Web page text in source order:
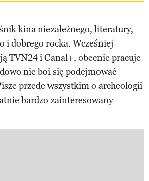
kina niezależnego, literatury,
i dobrego rocka. Wcześniej
TVN24 i Canal+, obecnie pracuje
nie boi się podejmować
przede wszystkim o archeologii
bardzo zainteresowany